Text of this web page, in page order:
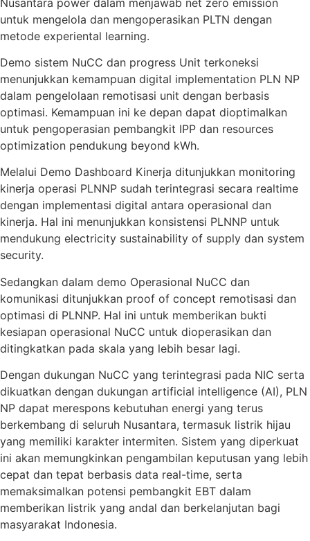
untuk mengelola dan mengoperasikan PLTN dengan
metode experiental learning.
Demo sistem NuCC dan progress Unit terkoneksi
menunjukkan kemampuan digital implementation PLN NP
dalam pengelolaan remotisasi unit dengan berbasis
optimasi. Kemampuan ini ke depan dapat dioptimalkan
untuk pengoperasian pembangkit IPP dan resources
optimization pendukung beyond kWh.
Melalui Demo Dashboard Kinerja ditunjukkan monitoring
kinerja operasi PLNNP sudah terintegrasi secara realtime
dengan implementasi digital antara operasional dan
kinerja. Hal ini menunjukkan konsistensi PLNNP untuk
mendukung electricity sustainability of supply dan system
security.
Sedangkan dalam demo Operasional NuCC dan
komunikasi ditunjukkan proof of concept remotisasi dan
optimasi di PLNNP. Hal ini untuk memberikan bukti
kesiapan operasional NuCC untuk dioperasikan dan
ditingkatkan pada skala yang lebih besar lagi.
Dengan dukungan NuCC yang terintegrasi pada NIC serta
dikuatkan dengan dukungan artificial intelligence (AI), PLN
NP dapat merespons kebutuhan energi yang terus
berkembang di seluruh Nusantara, termasuk listrik hijau
yang memiliki karakter intermiten. Sistem yang diperkuat
ini akan memungkinkan pengambilan keputusan yang lebih
cepat dan tepat berbasis data real-time, serta
memaksimalkan potensi pembangkit EBT dalam
memberikan listrik yang andal dan berkelanjutan bagi
masyarakat Indonesia.